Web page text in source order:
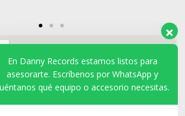
En Danny Records estamos listos para
cuéntanos qué equipo o accesorio necesitas.
VENTAS